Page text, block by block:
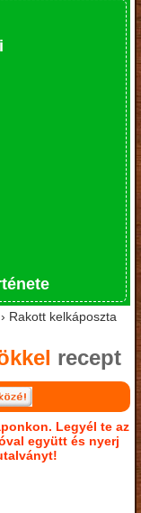
Rakott kelkáposzta
recept
Legyél te az
együtt és nyerj